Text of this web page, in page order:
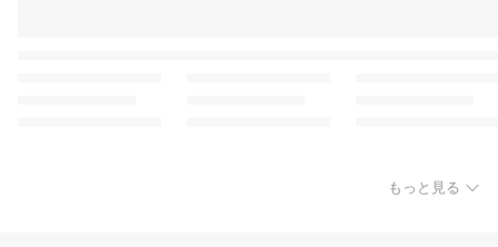
もっと見る